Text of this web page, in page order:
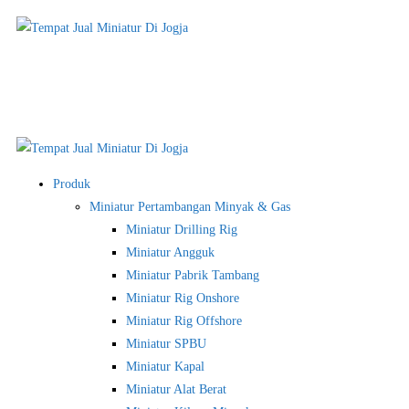
Produk
Miniatur Pertambangan Minyak & Gas
Miniatur Drilling Rig
Miniatur Angguk
Miniatur Pabrik Tambang
Miniatur Rig Onshore
Miniatur Rig Offshore
Miniatur SPBU
Miniatur Kapal
Miniatur Alat Berat